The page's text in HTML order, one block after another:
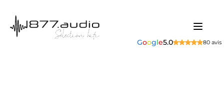
Google5.0 80 avis